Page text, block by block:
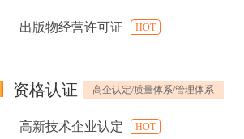
出版物经营许可证 HOT
资格认证 高企认定/质量体系/管理体系
高新技术企业认定 HOT